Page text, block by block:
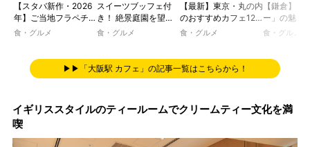
【スタバ新作・2026
年】ご当地フラペチー
ノが新登場！ 地域と
JIMOTO
PROGRAM」が青
食レポート
食・グルメ
スイーツブッフェ付
き！ 絶景庭園を望む
ホテルレストランで味
ツトレンドVol.105】
食・グルメ
【最新】東京・丸の内
のおすすめカフェ12
選｜ひとりでゆったり
るカフェ、優雅なホテ
ルラウンジまで！
食・グルメ
【鎌倉】「
ー」の魅力
説！ 定番商
食・グルメ
▶▶「大阪駅 カフェ」の記事一覧はこちらから！
イギリススタイルのティールームでクリームティー文化を満
喫